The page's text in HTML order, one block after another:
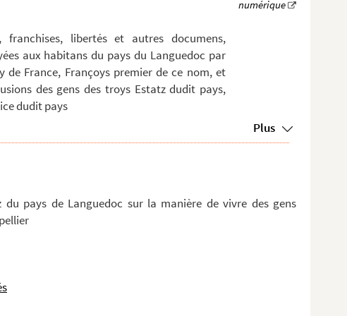
franchises, libertés et autres documens,
aux habitans du pays du Languedoc par
France, Françoys premier de ce nom, et
des gens des troys Estatz dudit pays,
dudit pays
Plus
du pays de Languedoc sur la manière de vivre des gens